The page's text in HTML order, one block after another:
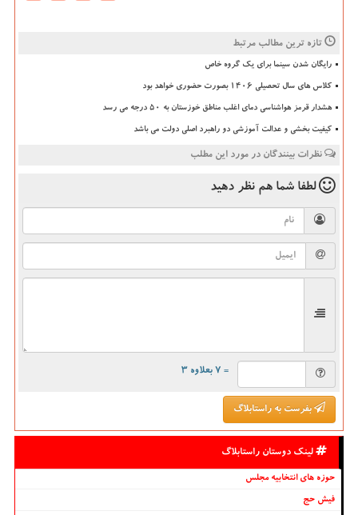
تازه ترین مطالب مرتبط
رایگان شدن سینما برای یک گروه خاص
کلاس های سال تحصیلی ۱۴۰۶ بصورت حضوری خواهد بود
هشدار قرمز هواشناسی دمای اغلب مناطق خوزستان به ۵۰ درجه می رسد
کیفیت بخشی و عدالت آموزشی دو راهبرد اصلی دولت می باشد
نظرات بینندگان در مورد این مطلب
لطفا شما هم نظر دهید
= ۷ بعلاوه ۳
بفرست به راستابلاگ
لینک دوستان راستابلاگ
حوزه های انتخابیه مجلس
فیش حج